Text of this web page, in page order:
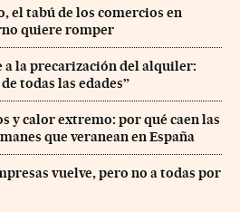
el tabú de los comercios en
quiere romper
a la precarización del alquiler:
todas las edades”
y calor extremo: por qué caen las
que veranean en España
vuelve, pero no a todas por